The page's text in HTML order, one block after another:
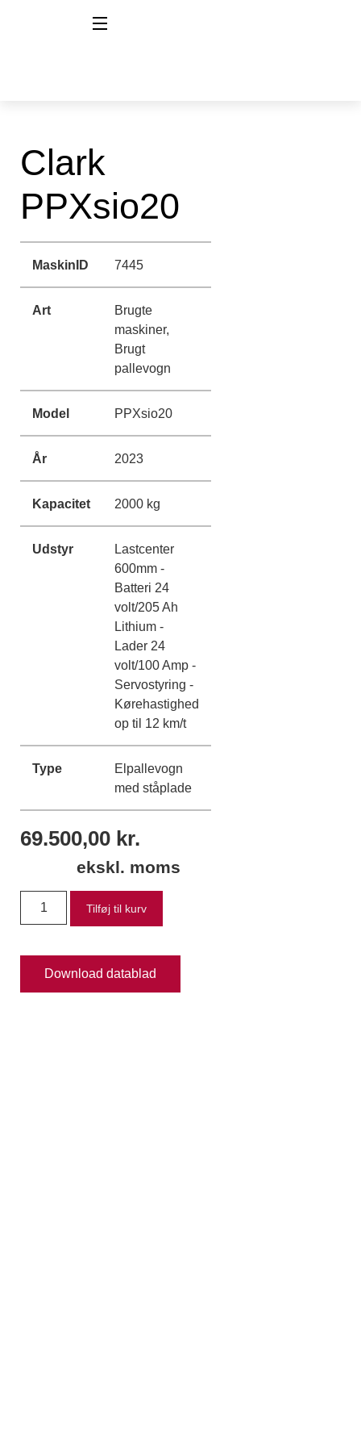
Clark
PPXsio20
MaskinID 7445
Art
Brugte
maskiner,
Brugt
pallevogn
Model PPXsio20
År 2023
Kapacitet 2000 kg
Udstyr
Lastcenter
600mm -
Batteri 24
volt/205 Ah
Lithium -
Lader 24
volt/100 Amp -
Servostyring -
Kørehastighed
op til 12 km/t
Type
Elpallevogn
med ståplade
69.500,00 kr.
ekskl. moms
Tilføj til kurv
Download datablad